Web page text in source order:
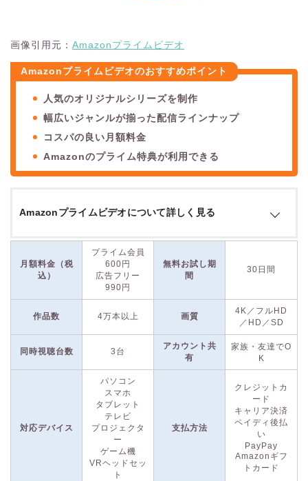
画像引用元： Amazonプライムビデオ
Amazonプライムビデオのおすすめポイント
人気のオリジナルシリーズを制作
幅広いジャンルが揃った配信ラインナップ
コスパの良い月額料金
Amazonのプライム特典が利用できる
Amazonプライムビデオについて詳しく見る
Amazonプライムビデオは、Amazonが提供するストリーミン
グサービスで、幅広いコンテンツライブラリが魅力
です。
映画、ドラマ、アニメ、スポーツ、ドキュメンタリーなど、さ
まざまなジャンルのコンテンツが揃っており、特に「ザ・ボー
」などのオリジナルシリーズが人気
また, Amazonプライムの会員特典には、さまざまな便利なサ
ービスが含まれています。Amazonの通販では、優先的に配送
され、一部の商品は無料で翌日配送が可能です。定時配送を利
用すれば、指定した日時に商品を受け取ることもできます。
月額料金は600円（税込）です。年間プランも提供されてお
年間プランは5,900円（税込）
で、年間プランに登録する
月額料金（税
込）
プライム会員
600円
広告フリー
990円
無料お試し期
間
30日間
作品数 4万本以上 画質
4K／フルHD
／HD／SD
同時視聴台数 3台
アカウント共
有
家族・友達でO
K
対応デバイス
パソコン
スマホ
タブレット
テレビ
プロジェクタ
ー
ゲーム機
VRヘッドセッ
ト
支払方法
クレジットカ
ード
キャリア決済
ペイディ後払
い
PayPay
Amazonギフ
トカード